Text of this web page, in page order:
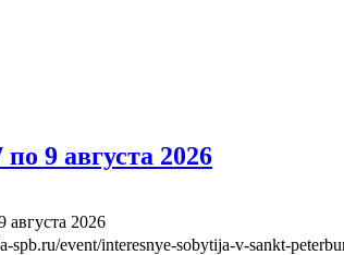
9 августа 2026
августа 2026
spb.ru/event/interesnye-sobytija-v-sankt-